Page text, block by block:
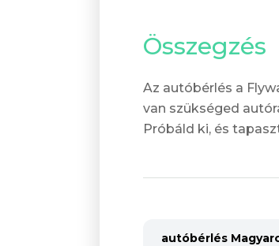
Összegzés
Az autóbérlés a
van szükséged
Próbáld ki, és
autóbérlés